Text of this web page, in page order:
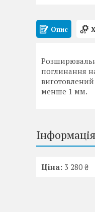
Опис
поглинання
виготовлений
менше 1 мм.
Ціна: 3 280 ₴